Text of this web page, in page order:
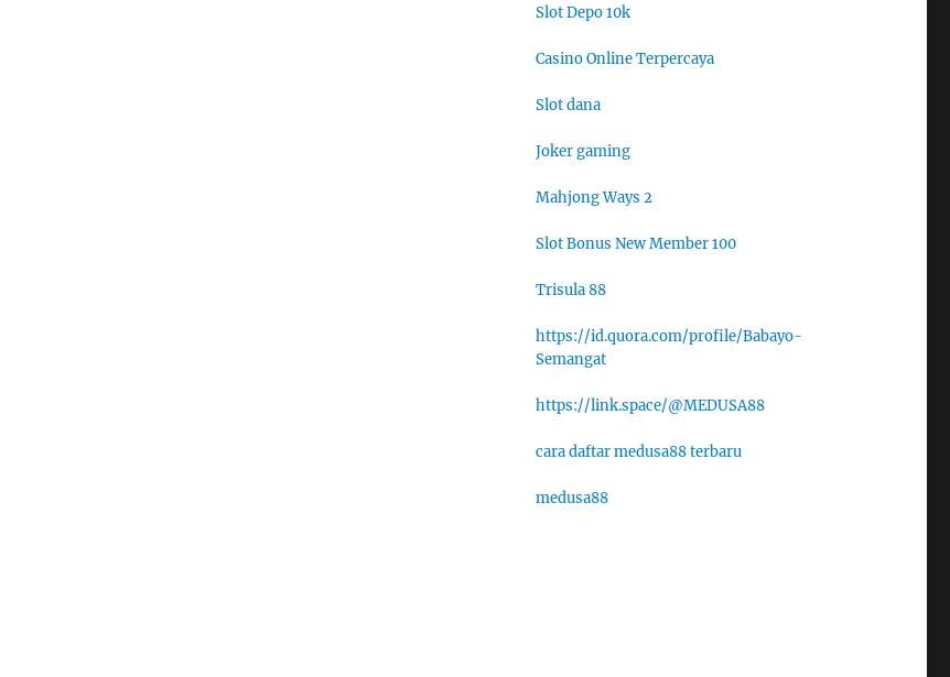
Slot Depo 10k
Casino Online Terpercaya
Slot dana
Joker gaming
Mahjong Ways 2
Slot Bonus New Member 100
Trisula 88
https://id.quora.com/profile/Babayo-
Semangat
https://link.space/@MEDUSA88
cara daftar medusa88 terbaru
medusa88